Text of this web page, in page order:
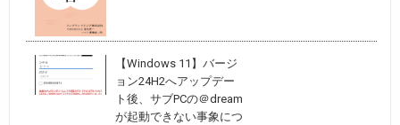
【Windows 11】バージ
ョン24H2へアップデー
ト後、サブPCの＠dream
が起動できない事象につ